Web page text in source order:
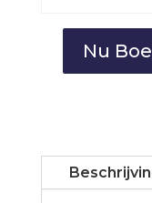
Pannaveld
Nu